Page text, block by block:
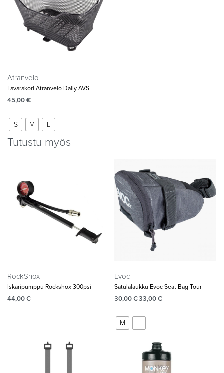
Atranvelo
Tavarakori Atranvelo Daily AVS
45,00€
S M L
Tutustu myös
RockShox
Iskaripumppu Rockshox 300psi
44,00€
Evoc
Satulalaukku Evoc Seat Bag Tour
30,00€33,00€
M L